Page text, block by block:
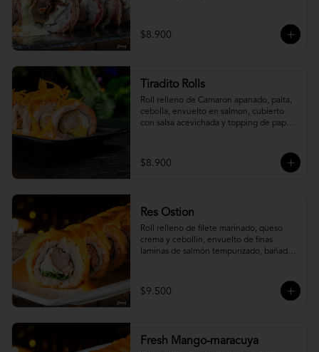
$8.900
Tiradito Rolls
Roll relleno de Camaron apanado, palta,
cebolla, envuelto en salmon, cubierto
con salsa acevichada y topping de papa
$8.900
Res Ostion
Roll relleno de filete marinado, queso
crema y cebollín, envuelto de finas
laminas de salmón tempurizado, bañada
$9.500
Fresh Mango-maracuya